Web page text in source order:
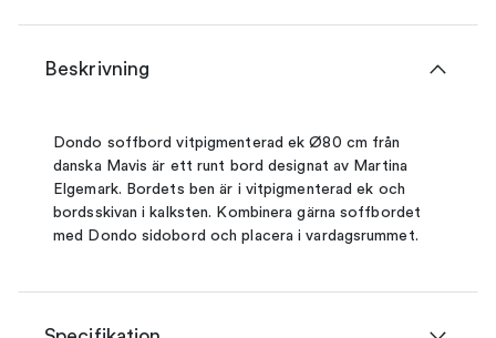
Beskrivning
Dondo soffbord vitpigmenterad ek Ø80 cm från
danska Mavis är ett runt bord designat av Martina
Elgemark. Bordets ben är i vitpigmenterad ek och
bordsskivan i kalksten. Kombinera gärna soffbordet
med Dondo sidobord och placera i vardagsrummet.